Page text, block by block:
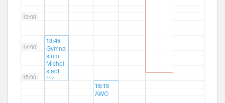
13:00
14:00
15:00
13:45
Gymna
sium
Michel
stadt
(14
15:15
AWO